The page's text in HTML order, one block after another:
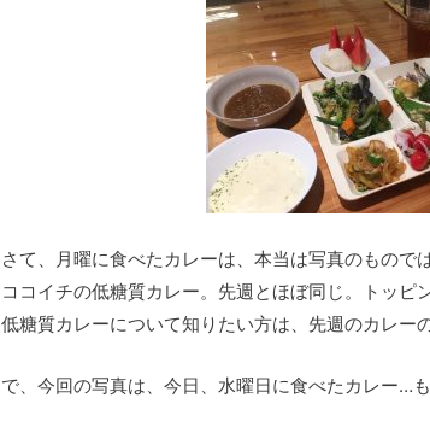
さて、月曜に食べたカレーは、本当は写真のもので
ココイチの低糖質カレー。先週とほぼ同じ。トッピ
低糖質カレーについて知りたい方は、先週のカレー
で、今回の写真は、今日、水曜日に食べたカレー…